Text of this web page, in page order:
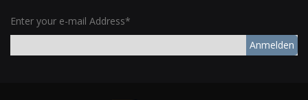
Enter your e-mail Address*
Anmelden